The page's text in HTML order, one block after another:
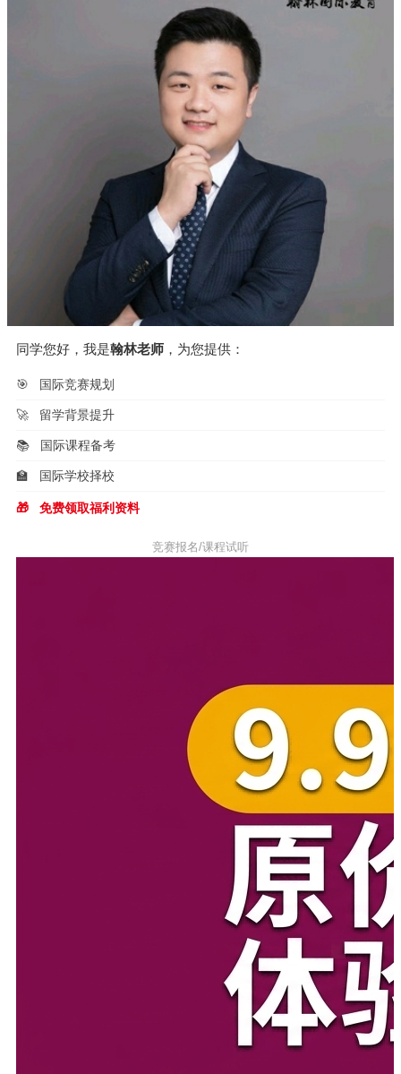
同学您好，我是翰林老师 ，为您提供：
🎯 国际竞赛规划
🚀 留学背景提升
📚 国际课程备考
🏫 国际学校择校
🎁 免费领取福利资料
竞赛报名/课程试听